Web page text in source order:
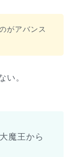
がアバンス
い。
魔王から